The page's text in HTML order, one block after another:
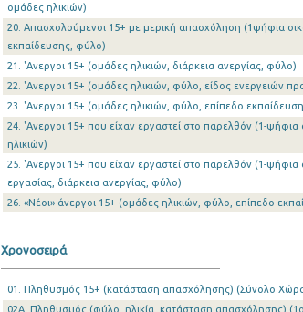
ομάδες ηλικιών)
20. Απασχολούμενοι 15+ με μερική απασχόληση (1ψήφια
εκπαίδευσης, φύλο)
21. 'Ανεργοι 15+ (ομάδες ηλικιών, διάρκεια ανεργίας, φύλο)
22. 'Ανεργοι 15+ (ομάδες ηλικιών, φύλο, είδος ενεργειών
23. 'Ανεργοι 15+ (ομάδες ηλικιών, φύλο, επίπεδο
24. 'Ανεργοι 15+ που είχαν εργαστεί στο παρελθόν (1-
ηλικιών)
25. 'Ανεργοι 15+ που είχαν εργαστεί στο παρελθόν (1-ψήφια
εργασίας, διάρκεια ανεργίας, φύλο)
26. «Νέοι» άνεργοι 15+ (ομάδες ηλικιών, φύλο, επίπεδο
Χρονοσειρά
01. Πληθυσμός 15+ (κατάσταση απασχόλησης) (Σύνολο
02Α. Πληθυσμός (φύλο, ηλικία, κατάσταση απασχόλησης)